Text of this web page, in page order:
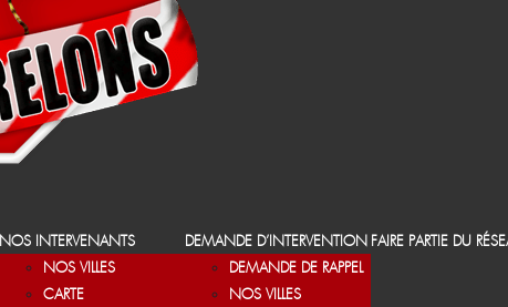
NOS INTERVENANTS
NOS VILLES
CARTE
DEMANDE D’INTERVENTION
DEMANDE DE RAPPEL
NOS VILLES
FAIRE PARTIE DU